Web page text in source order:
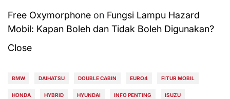
Free Oxymorphone on Fungsi Lampu Hazard
Mobil: Kapan Boleh dan Tidak Boleh Digunakan?
Close
BMW DAIHATSU DOUBLE CABIN EURO4 FITUR MOBIL
HONDA HYBRID HYUNDAI INFO PENTING ISUZU